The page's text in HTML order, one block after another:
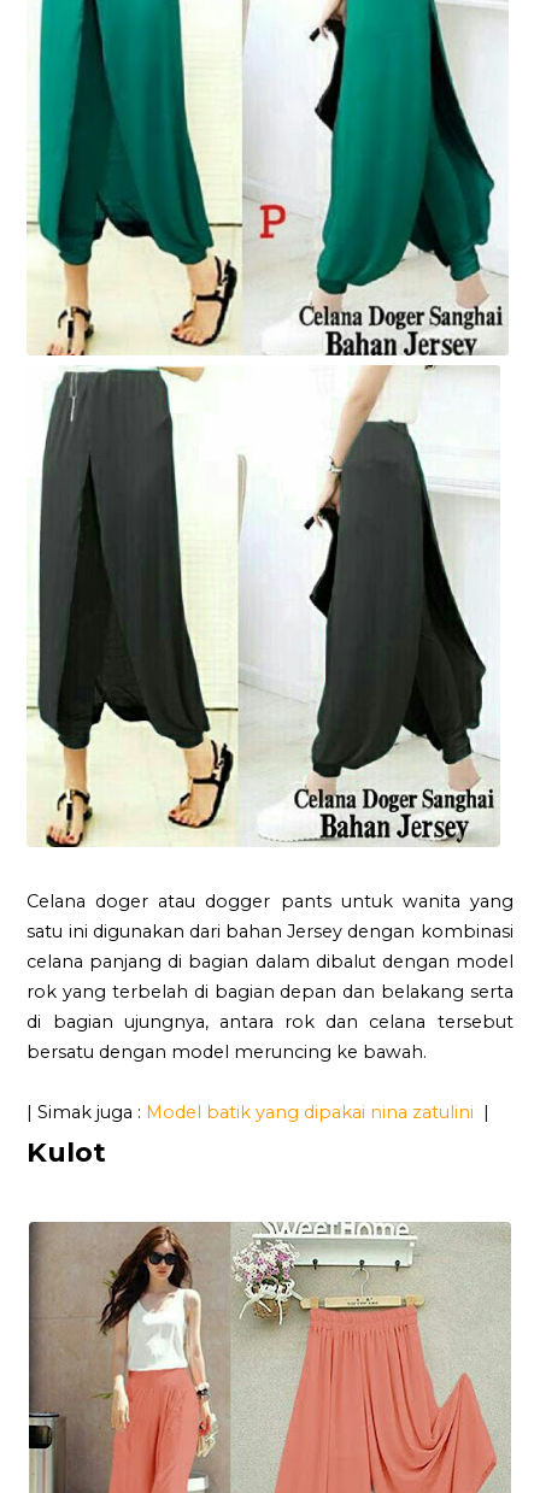
Celana doger atau dogger pants untuk wanita yang
satu ini digunakan dari bahan Jersey dengan kombinasi
celana panjang di bagian dalam dibalut dengan model
rok yang terbelah di bagian depan dan belakang serta
di bagian ujungnya, antara rok dan celana tersebut
bersatu dengan model meruncing ke bawah.
| Simak juga : Model batik yang dipakai nina zatulini |
Kulot